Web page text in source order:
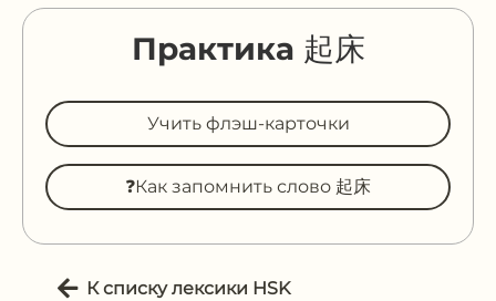
Практика 起床
Учить флэш-карточки
❓Как запомнить слово 起床
К списку лексики HSK